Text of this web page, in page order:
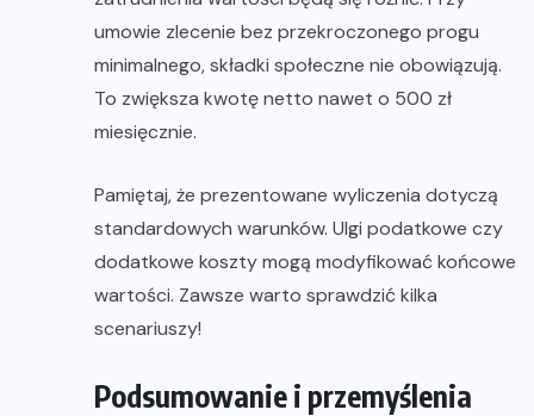
umowie zlecenie bez przekroczonego progu
minimalnego, składki społeczne nie obowiązują.
To zwiększa kwotę netto nawet o 500 zł
miesięcznie.
Pamiętaj, że prezentowane wyliczenia dotyczą
standardowych warunków. Ulgi podatkowe czy
dodatkowe koszty mogą modyfikować końcowe
wartości. Zawsze warto sprawdzić kilka
scenariuszy!
Podsumowanie i przemyślenia